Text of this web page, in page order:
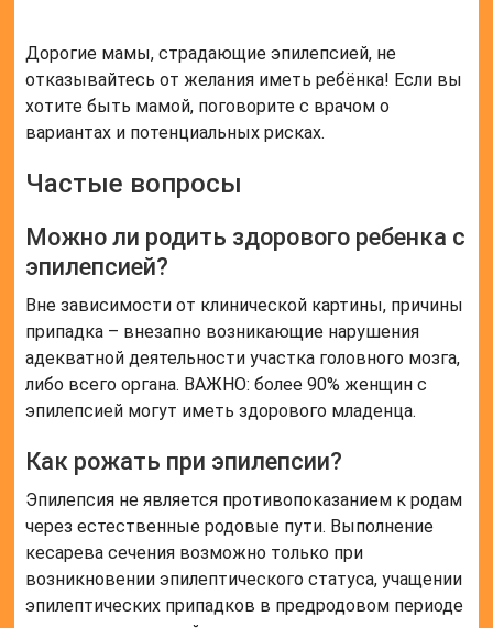
Дорогие мамы, страдающие эпилепсией, не
отказывайтесь от желания иметь ребёнка! Если вы
хотите быть мамой, поговорите с врачом о
вариантах и потенциальных рисках.
Частые вопросы
Можно ли родить здорового ребенка с
эпилепсией?
Вне зависимости от клинической картины, причины
припадка – внезапно возникающие нарушения
адекватной деятельности участка головного мозга,
либо всего органа. ВАЖНО: более 90% женщин с
эпилепсией могут иметь здорового младенца.
Как рожать при эпилепсии?
Эпилепсия не является противопоказанием к родам
через естественные родовые пути. Выполнение
кесарева сечения возможно только при
возникновении эпилептического статуса, учащении
эпилептических припадков в предродовом периоде